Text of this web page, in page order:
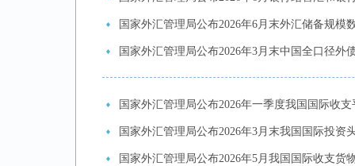
国家外汇管理局公布2026年6月末外汇储备规模
国家外汇管理局公布2026年3月末中国全口径外
国家外汇管理局公布2026年一季度我国国际收支
国家外汇管理局公布2026年3月末我国国际投资
国家外汇管理局公布2026年5月我国国际收支货